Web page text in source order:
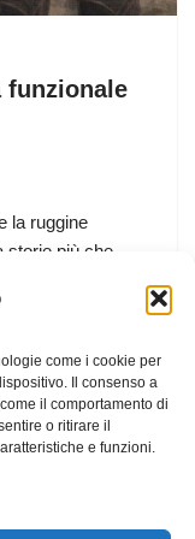
come i cookie per
Il consenso a
il comportamento di
o ritirare il
e funzioni.
funzionale
la ruggine
storie più che
È una